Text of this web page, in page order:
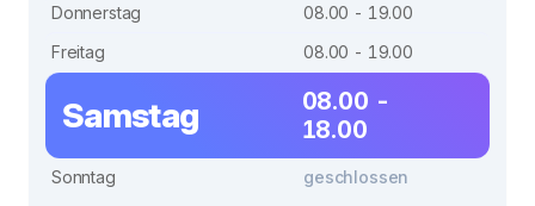
Donnerstag
08.00 - 19.00
Freitag
08.00 - 19.00
Samstag
08.00 -
18.00
Sonntag geschlossen